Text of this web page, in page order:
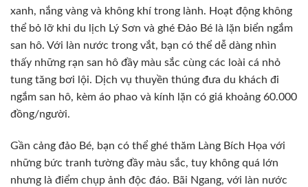
xanh, nắng vàng và không khí trong lành. Hoạt động không
thể bỏ lỡ khi du lịch Lý Sơn và ghé Đảo Bé là lặn biển ngắm
san hô. Với làn nước trong vắt, bạn có thể dễ dàng nhìn
thấy những rạn san hô đầy màu sắc cùng các loài cá nhỏ
tung tăng bơi lội. Dịch vụ thuyền thúng đưa du khách đi
ngắm san hô, kèm áo phao và kính lặn có giá khoảng 60.000
đồng/người.
Gần cảng đảo Bé, bạn có thể ghé thăm Làng Bích Họa với
những bức tranh tường đầy màu sắc, tuy không quá lớn
nhưng là điểm chụp ảnh độc đáo. Bãi Ngang, với làn nước